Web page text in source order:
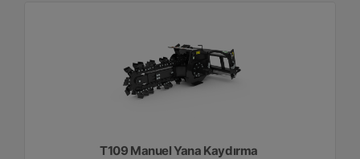
T109 Manuel Yana Kaydırma